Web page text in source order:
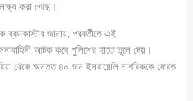
করা গেছে।
জানায়, পরবর্তীতে এই
আটক করে পুলিশের হাতে তুলে দেয়।
থেকে অন্তত ৪০ জন ইসরায়েলি নাগরিককে ফেরত